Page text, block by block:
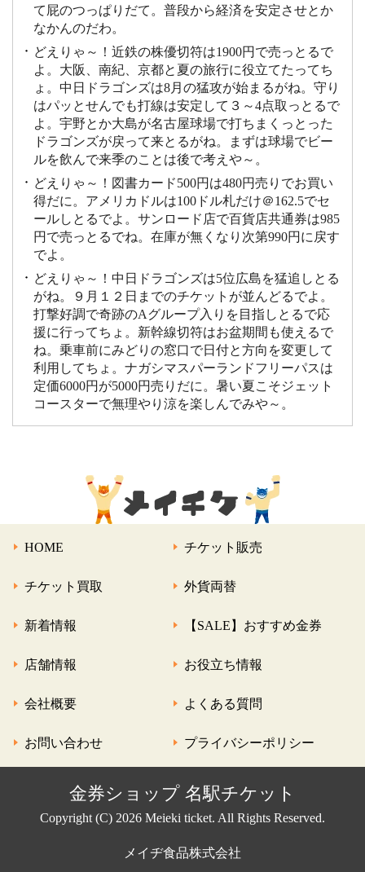
て屁のつっぱりだて。普段から経済を安定させとか
なかんのだわ。
どえりゃ～！近鉄の株優切符は1900円で売っとるで
よ。大阪、南紀、京都と夏の旅行に役立てたってち
ょ。中日ドラゴンズは8月の猛攻が始まるがね。守り
はパッとせんでも打線は安定して３～4点取っとるで
よ。宇野とか大島が名古屋球場で打ちまくっとった
ドラゴンズが戻って来とるがね。まずは球場でビー
ルを飲んで来季のことは後で考えや～。
どえりゃ～！図書カード500円は480円売りでお買い
得だに。アメリカドルは100ドル札だけ＠162.5でセ
ールしとるでよ。サンロード店で百貨店共通券は985
円で売っとるでね。在庫が無くなり次第990円に戻す
でよ。
どえりゃ～！中日ドラゴンズは5位広島を猛追しとる
がね。９月１２日までのチケットが並んどるでよ。
打撃好調で奇跡のAグループ入りを目指しとるで応
援に行ってちょ。新幹線切符はお盆期間も使えるで
ね。乗車前にみどりの窓口で日付と方向を変更して
利用してちょ。ナガシマスパーランドフリーパスは
定価6000円が5000円売りだに。暑い夏こそジェット
コースターで無理やり涼を楽しんでみや～。
HOME チケット販売
チケット買取 外貨両替
新着情報 【SALE】おすすめ金券
店舗情報 お役立ち情報
会社概要 よくある質問
お問い合わせ プライバシーポリシー
金券ショップ 名駅チケット
Copyright (C) 2026 Meieki ticket. All Rights Reserved.
メイヂ食品株式会社